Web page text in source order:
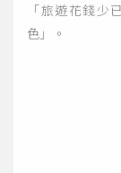
「旅遊花錢
色」。